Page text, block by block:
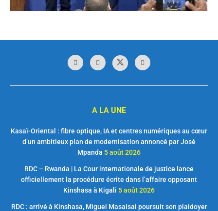
A LA UNE
Kasaï-Oriental : fibre optique, IA et centres numériques au cœur
d’un ambitieux plan de modernisation annoncé par José
Mpanda 5 août 2026
RDC – Rwanda | La Cour internationale de justice lance
officiellement la procédure écrite dans l’affaire opposant
Kinshasa à Kigali 5 août 2026
RDC : arrivé à Kinshasa, Miguel Masaisai poursuit son plaidoyer